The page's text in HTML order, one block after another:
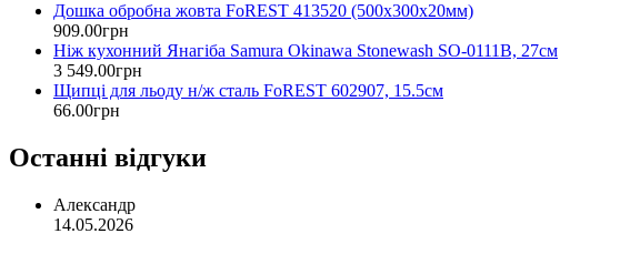
Дошка обробна жовта FoREST 413520 (500x300x20мм)
909.00грн
Ніж кухонний Янагіба Samura Okinawa Stonewash SO-0111B, 27см
3 549.00грн
Щипці для льоду н/ж сталь FoREST 602907, 15.5см
66.00грн
Останні відгуки
Александр
14.05.2026